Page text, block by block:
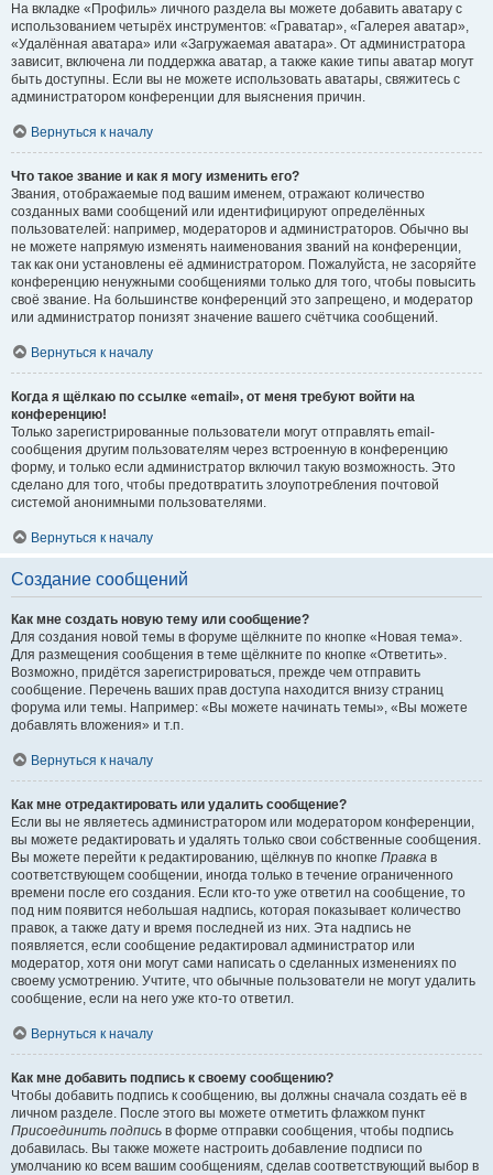
На вкладке «Профиль» личного раздела вы можете добавить аватару с
использованием четырёх инструментов: «Граватар», «Галерея аватар»,
«Удалённая аватара» или «Загружаемая аватара». От администратора
зависит, включена ли поддержка аватар, а также какие типы аватар могут
быть доступны. Если вы не можете использовать аватары, свяжитесь с
администратором конференции для выяснения причин.
Вернуться к началу
Что такое звание и как я могу изменить его?
Звания, отображаемые под вашим именем, отражают количество
созданных вами сообщений или идентифицируют определённых
пользователей: например, модераторов и администраторов. Обычно вы
не можете напрямую изменять наименования званий на конференции,
так как они установлены её администратором. Пожалуйста, не засоряйте
конференцию ненужными сообщениями только для того, чтобы повысить
своё звание. На большинстве конференций это запрещено, и модератор
или администратор понизят значение вашего счётчика сообщений.
Вернуться к началу
Когда я щёлкаю по ссылке «email», от меня требуют войти на
конференцию!
Только зарегистрированные пользователи могут отправлять email-
сообщения другим пользователям через встроенную в конференцию
форму, и только если администратор включил такую возможность. Это
сделано для того, чтобы предотвратить злоупотребления почтовой
системой анонимными пользователями.
Вернуться к началу
Создание сообщений
Как мне создать новую тему или сообщение?
Для создания новой темы в форуме щёлкните по кнопке «Новая тема».
Для размещения сообщения в теме щёлкните по кнопке «Ответить».
Возможно, придётся зарегистрироваться, прежде чем отправить
сообщение. Перечень ваших прав доступа находится внизу страниц
форума или темы. Например: «Вы можете начинать темы», «Вы можете
добавлять вложения» и т.п.
Вернуться к началу
Как мне отредактировать или удалить сообщение?
Если вы не являетесь администратором или модератором конференции,
вы можете редактировать и удалять только свои собственные сообщения.
Вы можете перейти к редактированию, щёлкнув по кнопке Правка в
соответствующем сообщении, иногда только в течение ограниченного
времени после его создания. Если кто-то уже ответил на сообщение, то
под ним появится небольшая надпись, которая показывает количество
правок, а также дату и время последней из них. Эта надпись не
появляется, если сообщение редактировал администратор или
модератор, хотя они могут сами написать о сделанных изменениях по
своему усмотрению. Учтите, что обычные пользователи не могут удалить
сообщение, если на него уже кто-то ответил.
Вернуться к началу
Как мне добавить подпись к своему сообщению?
Чтобы добавить подпись к сообщению, вы должны сначала создать её в
личном разделе. После этого вы можете отметить флажком пункт
Присоединить подпись в форме отправки сообщения, чтобы подпись
добавилась. Вы также можете настроить добавление подписи по
умолчанию ко всем вашим сообщениям, сделав соответствующий выбор в